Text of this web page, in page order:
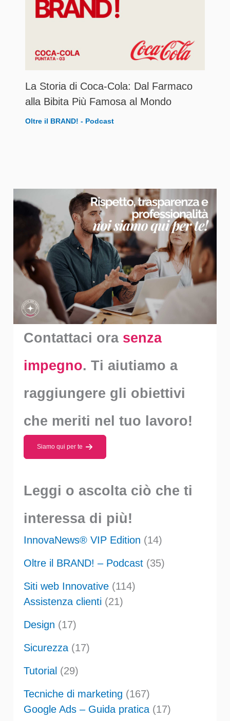
La Storia di Coca-Cola: Dal Farmaco
alla Bibita Più Famosa al Mondo
Oltre il BRAND! - Podcast
Contattaci ora senza
impegno. Ti aiutiamo a
raggiungere gli obiettivi
che meriti nel tuo lavoro!
Siamo qui per te
Leggi o ascolta ciò che ti
interessa di più!
InnovaNews® VIP Edition (14)
Oltre il BRAND! – Podcast(35)
Siti web Innovative(114)
Assistenza clienti(21)
Design (17)
Sicurezza(17)
Tutorial (29)
Tecniche di marketing (167)
Google Ads – Guida pratica(17)